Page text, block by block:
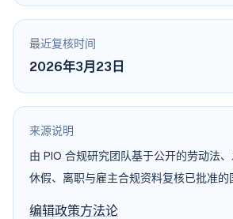
最近复核时间
2026年3月23日
来源说明
由 PIO 合规研究团队基于公开的劳动法、
休假、离职与雇主合规资料复核已批准的
编辑政策方法论